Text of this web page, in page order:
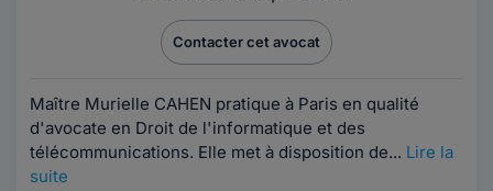
Contacter cet avocat
Maître Murielle CAHEN pratique à Paris en qualité
d'avocate en Droit de l'informatique et des
télécommunications. Elle met à disposition de... Lire la
suite